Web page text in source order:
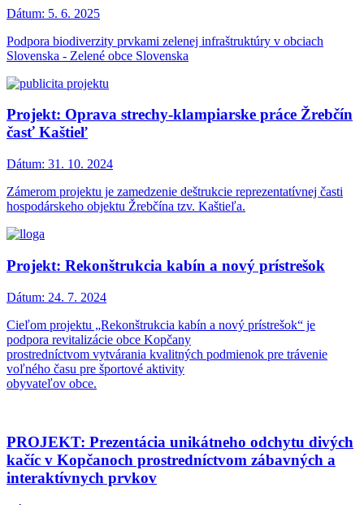
Dátum: 5. 6. 2025
Podpora biodiverzity prvkami zelenej infraštruktúry v obciach
Slovenska - Zelené obce Slovenska
Projekt: Oprava strechy-klampiarske práce Žrebčín
časť Kaštieľ
Dátum: 31. 10. 2024
Zámerom projektu je zamedzenie deštrukcie reprezentatívnej časti
hospodárskeho objektu Žrebčína tzv. Kaštieľa.
Projekt: Rekonštrukcia kabín a nový prístrešok
Dátum: 24. 7. 2024
Cieľom projektu „Rekonštrukcia kabín a nový prístrešok“ je
podpora revitalizácie obce Kopčany
prostredníctvom vytvárania kvalitných podmienok pre trávenie
voľného času pre športové aktivity
obyvateľov obce.
PROJEKT: Prezentácia unikátneho odchytu divých
kačíc v Kopčanoch prostredníctvom zábavných a
interaktívnych prvkov